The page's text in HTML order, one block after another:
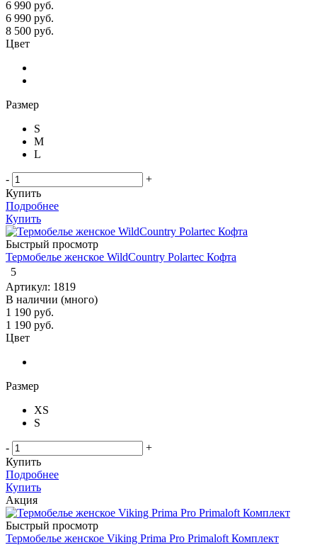
6 990 руб.
6 990 руб.
8 500 руб.
Цвет
Размер
S
M
L
-
+
Купить
Подробнее
Купить
Быстрый просмотр
Термобелье женское WildCountry Polartec Кофта
5
Артикул: 1819
В наличии (много)
1 190 руб.
1 190 руб.
Цвет
Размер
XS
S
-
+
Купить
Подробнее
Купить
Акция
Быстрый просмотр
Термобелье женское Viking Prima Pro Primaloft Комплект